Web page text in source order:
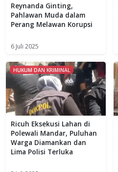
Reynanda Ginting,
Pahlawan Muda dalam
Perang Melawan Korupsi
6 Juli 2025
HUKUM DAN KRIMINAL
Ricuh Eksekusi Lahan di
Polewali Mandar, Puluhan
Warga Diamankan dan
Lima Polisi Terluka